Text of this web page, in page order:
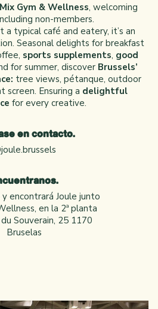
Mix Gym & Wellness, welcoming
non-members.
a typical café and eatery, it’s an
Seasonal delights for breakfast
sports supplements, good
for summer, discover Brussels’
tree views, pétanque, outdoor
screen. Ensuring a delightful
for every creative.
en contacto.
encontrará Joule junto
en la 2ª planta
Souverain, 25 1170
Bruselas